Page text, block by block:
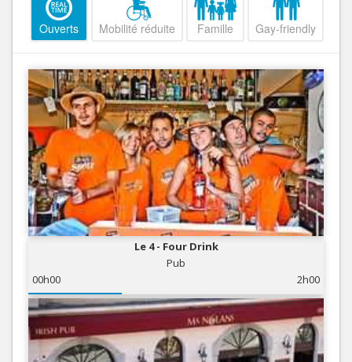
Ouverts Mobilité réduite Famille Gay-friendly
Le 4 - Four Drink
Pub
00h00
2h00